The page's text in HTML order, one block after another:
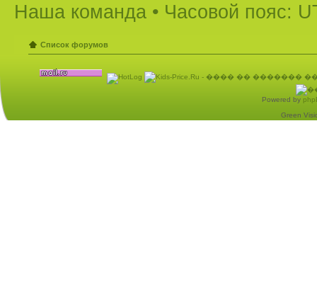
Наша команда • Часовой пояс:
Список форумов
Powered by
Green